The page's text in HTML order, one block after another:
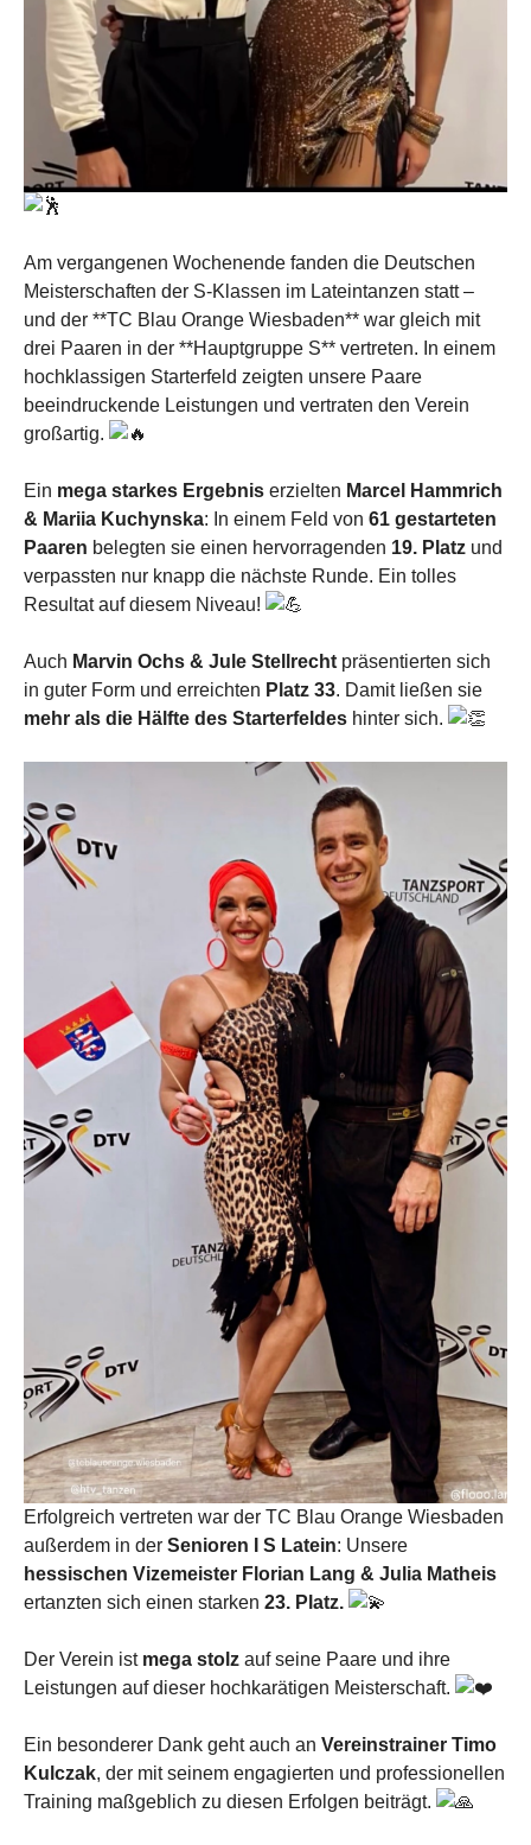
Am vergangenen Wochenende fanden die Deutschen
Meisterschaften der S-Klassen im Lateintanzen statt –
und der **TC Blau Orange Wiesbaden** war gleich mit
drei Paaren in der **Hauptgruppe S** vertreten. In einem
hochklassigen Starterfeld zeigten unsere Paare
beeindruckende Leistungen und vertraten den Verein
großartig.
Ein mega starkes Ergebnis erzielten Marcel Hammrich
& Mariia Kuchynska: In einem Feld von 61 gestarteten
Paaren belegten sie einen hervorragenden 19. Platz und
verpassten nur knapp die nächste Runde. Ein tolles
Resultat auf diesem Niveau!
Auch Marvin Ochs & Jule Stellrecht präsentierten sich
in guter Form und erreichten Platz 33. Damit ließen sie
mehr als die Hälfte des Starterfeldes hinter sich.
Erfolgreich vertreten war der TC Blau Orange Wiesbaden
außerdem in der Senioren I S Latein: Unsere
hessischen Vizemeister Florian Lang & Julia Matheis
ertanzten sich einen starken 23. Platz.
Der Verein ist mega stolz auf seine Paare und ihre
Leistungen auf dieser hochkarätigen Meisterschaft.
Ein besonderer Dank geht auch an Vereinstrainer Timo
Kulczak, der mit seinem engagierten und professionellen
Training maßgeblich zu diesen Erfolgen beiträgt.